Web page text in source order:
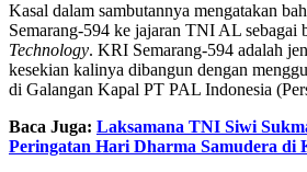
Kasal dalam sambutannya mengatakan
Semarang-594 ke jajaran TNI AL sebagai
Technology. KRI Semarang-594 adalah
kesekian kalinya dibangun dengan
di Galangan Kapal PT PAL Indonesia
Baca Juga: Laksamana TNI Siwi
Peringatan Hari Dharma Samudera di